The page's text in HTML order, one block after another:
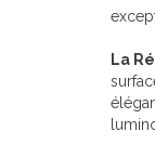
La